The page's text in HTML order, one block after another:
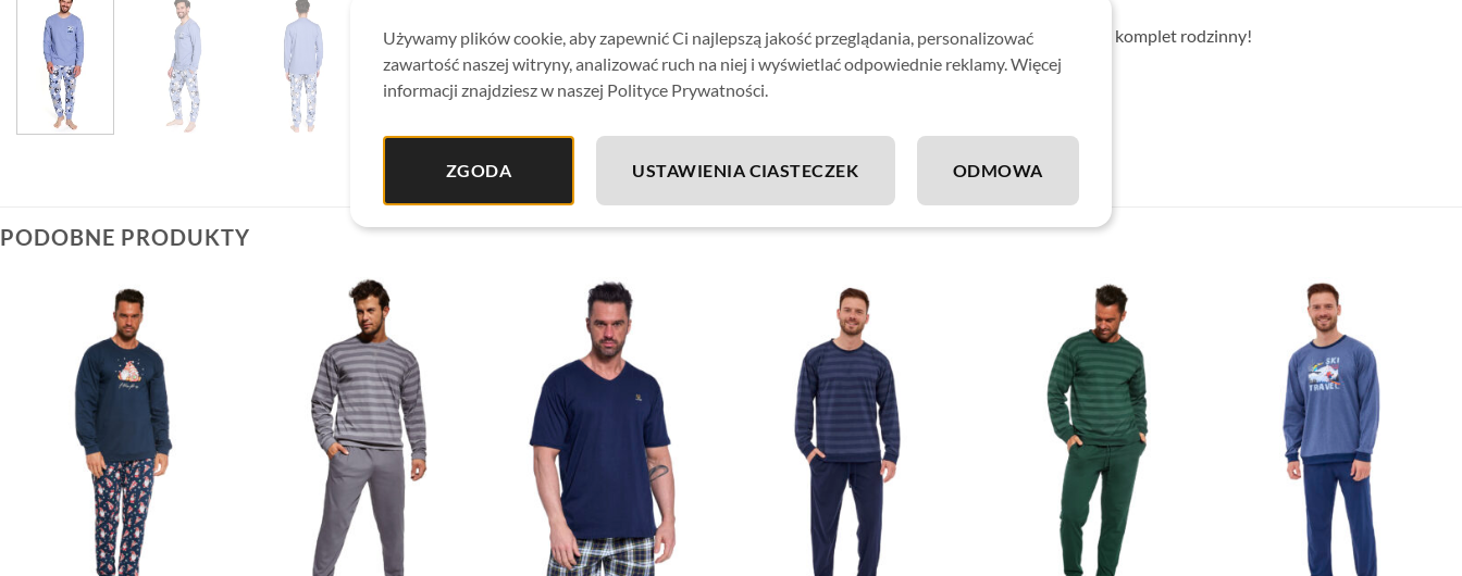
Modele7346 damski, 7347męskioraz dziecięce7348tworzą razem wspaniały komplet rodzinny!
Wszystkie rozmiary dostępne w naszej ofercie!
Wyprodukowano w Polsce.
Skład materiału:100% Bawełna
PODOBNE PRODUKTY
Używamy plików cookie, aby zapewnić Ci najlepszą jakość przeglądania, personalizować
zawartość naszej witryny, analizować ruch na niej i wyświetlać odpowiednie reklamy. Więcej
informacji znajdziesz w naszej Polityce Prywatności.
ZGODA USTAWIENIA CIASTECZEK ODMOWA